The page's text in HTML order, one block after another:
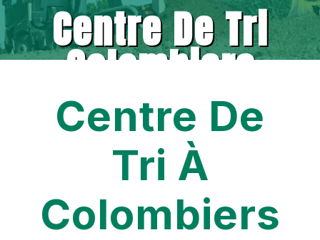
Centre De Tri
Colombiers
Centre De
Tri À
Colombiers